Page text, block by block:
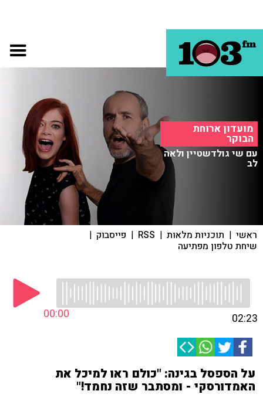
מועדון ארוחת
הבוקר
עם שי גולדשטיין ולאה
לב
ראשי | תוכניות מלאות |
RSS
| פייסבוק |
שיחת טלפון מפתיעה
00:00 02:23
על הספסל בגינה: "כולם ראו למיכל את
האמדורסקי - ומסתבר שזה נחמד!"